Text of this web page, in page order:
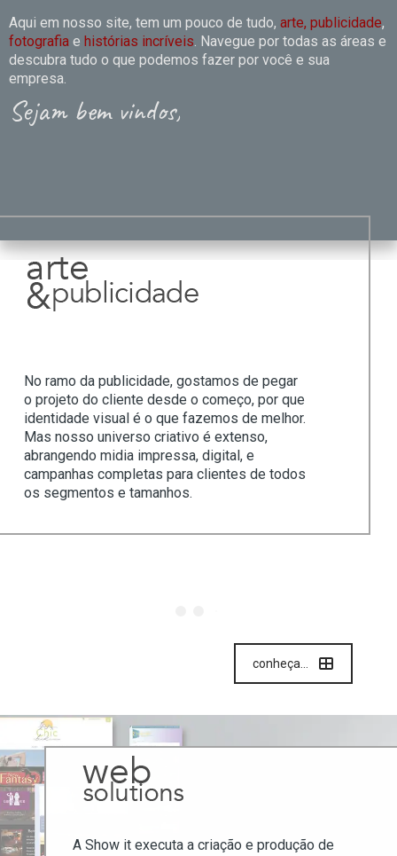
Aqui em nosso site, tem um pouco de tudo, arte, publicidade,
fotografia e histórias incríveis . Navegue por todas as áreas e
descubra tudo o que podemos fazer por você e sua
empresa.
Sejam bem vindos,
No ramo da publicidade, gostamos de pegar
o projeto do cliente desde o começo, por que
identidade visual é o que fazemos de melhor.
Mas nosso universo criativo é extenso,
abrangendo midia impressa, digital, e
campanhas completas para clientes de todos
os segmentos e tamanhos.
conheça...
A Show it executa a criação e produção de